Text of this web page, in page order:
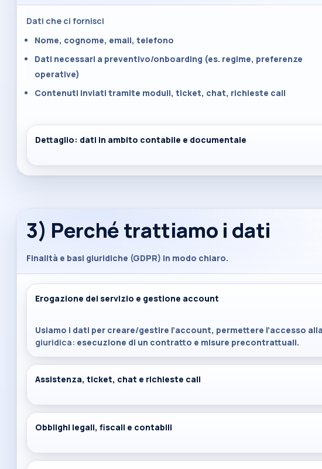
Dati che ci fornisci
Nome, cognome, email, telefono
Dati necessari a preventivo/onboarding (es. regime, preferenze
operative)
Contenuti inviati tramite moduli, ticket, chat, richieste call
Dettaglio: dati in ambito contabile e documentale
3) Perché trattiamo i dati
Finalità e basi giuridiche (GDPR) in modo chiaro.
Erogazione del servizio e gestione account
Usiamo i dati per creare/gestire l’account, permettere l’accesso
giuridica: esecuzione di un contratto e misure precontrattuali.
Assistenza, ticket, chat e richieste call
Obblighi legali, fiscali e contabili